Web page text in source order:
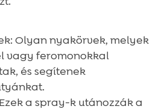
Olyan nyakörvek, melyek
vagy feromonokkal
és segítenek
a spray-k utánozzák a